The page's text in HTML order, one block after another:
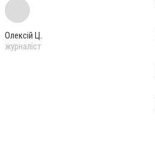
Олексій Ц.
журналіст